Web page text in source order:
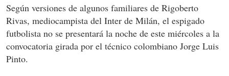
Según versiones de algunos familiares de Rigoberto
Rivas, mediocampista del Inter de Milán, el espigado
futbolista no se presentará la noche de este miércoles a la
convocatoria girada por el técnico colombiano Jorge Luis
Pinto.